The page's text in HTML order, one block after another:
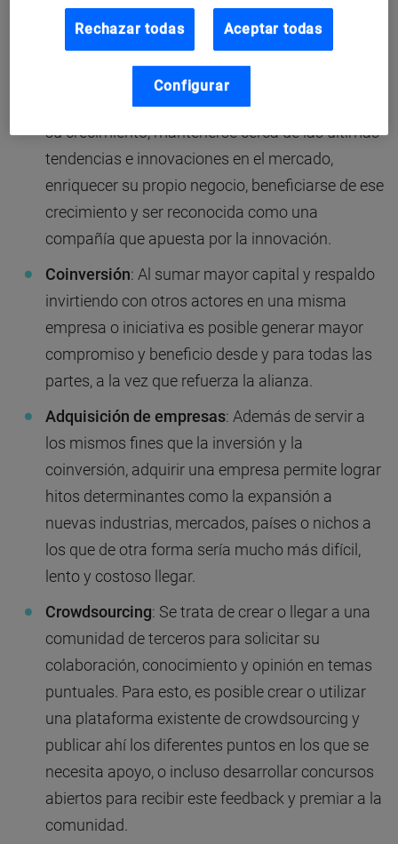
Corporate venturing y aceleradoras
corporativas: Invertir recursos en empresas
innovadoras permite a la organización
convertirse en socio estratégico de éstas, apoyar
su crecimiento, mantenerse cerca de las últimas
tendencias e innovaciones en el mercado,
enriquecer su propio negocio, beneficiarse de ese
crecimiento y ser reconocida como una
compañía que apuesta por la innovación.
Coinversión: Al sumar mayor capital y respaldo
invirtiendo con otros actores en una misma
empresa o iniciativa es posible generar mayor
compromiso y beneficio desde y para todas las
partes, a la vez que refuerza la alianza.
Adquisición de empresas: Además de servir a
los mismos fines que la inversión y la
coinversión, adquirir una empresa permite lograr
hitos determinantes como la expansión a
nuevas industrias, mercados, países o nichos a
los que de otra forma sería mucho más difícil,
lento y costoso llegar.
Crowdsourcing: Se trata de crear o llegar a una
comunidad de terceros para solicitar su
colaboración, conocimiento y opinión en temas
puntuales. Para esto, es posible crear o utilizar
una plataforma existente de crowdsourcing y
publicar ahí los diferentes puntos en los que se
necesita apoyo, o incluso desarrollar concursos
abiertos para recibir este feedback y premiar a la
comunidad.
Rechazar todas Aceptar todas
Configurar